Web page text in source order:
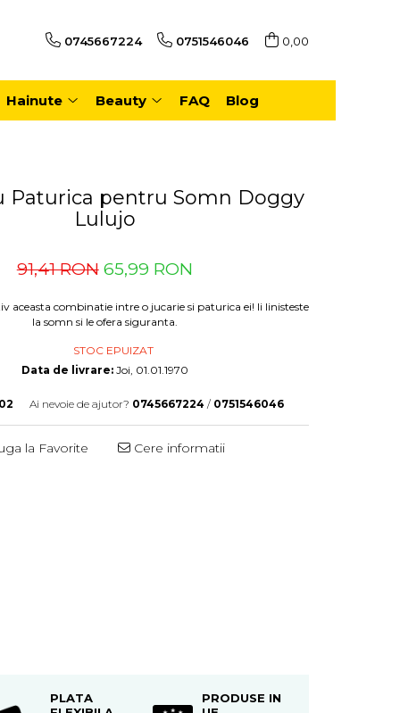
0745667224 0751546046 0,00
Hainute Beauty FAQ Blog
Paturica pentru Somn Doggy
Lulujo
91,41 RON 65,99 RON
aceasta combinatie intre o jucarie si paturica ei! Ii linisteste
la somn si le ofera siguranta.
STOC EPUIZAT
Data de livrare:Joi, 01.01.1970
Ai nevoie de ajutor? 0745667224 / 0751546046
la Favorite Cere informatii
PLATA
PRODUSE IN